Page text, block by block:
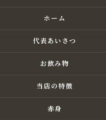
ホーム
代表あいさつ
お飲み物
当店の特徴
赤身